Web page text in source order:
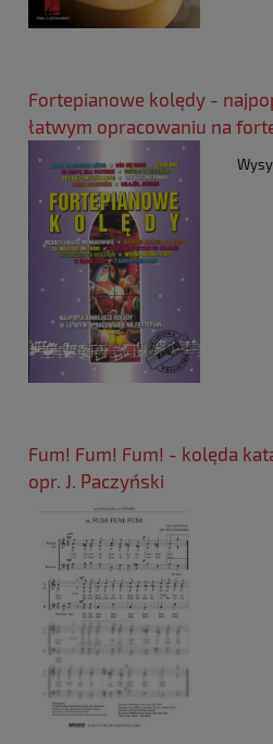
Fortepianowe kolędy -
łatwym opracowaniu na
Fum! Fum! Fum! - kolęda
opr. J. Paczyński